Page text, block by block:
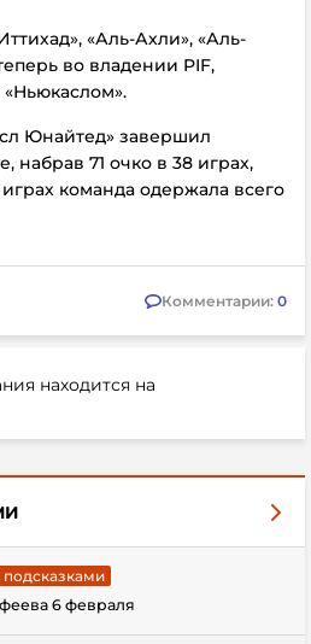
«Аль-Ахли», «Аль-
во владении PIF,
Юнайтед» завершил
набрав 71 очко в 38 играх,
команда одержала всего
Комментарии: 0
находится на
6 февраля